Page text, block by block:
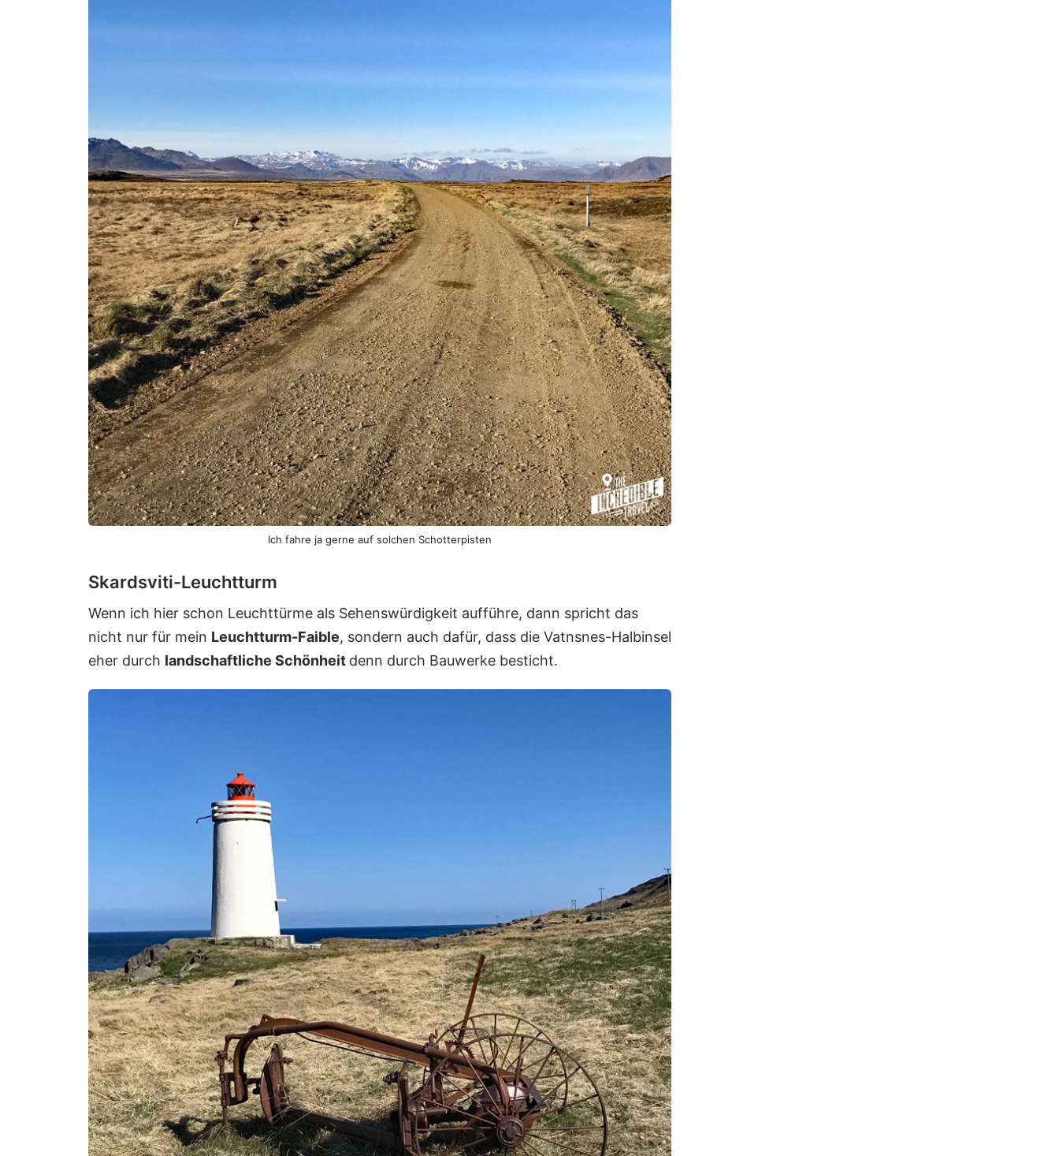
Ich fahre ja gerne auf solchen Schotterpisten
Skardsviti-Leuchtturm
Wenn ich hier schon Leuchttürme als Sehenswürdigkeit aufführe, dann spricht das
nicht nur für mein Leuchtturm-Faible, sondern auch dafür, dass die Vatnsnes-Halbinsel
eher durch landschaftliche Schönheit denn durch Bauwerke besticht.